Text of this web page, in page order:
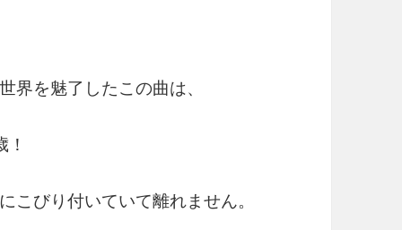
界を魅了したこの曲は、
こびり付いていて離れません。